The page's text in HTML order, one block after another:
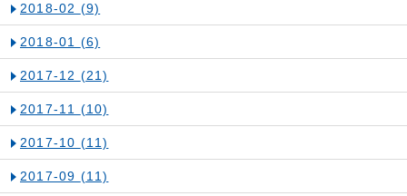
2018-02 (9)
2018-01 (6)
2017-12 (21)
2017-11 (10)
2017-10 (11)
2017-09 (11)